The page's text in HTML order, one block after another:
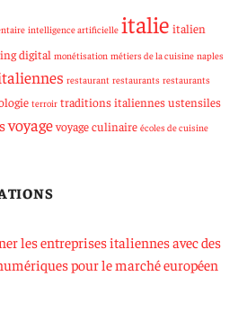
intelligence artificielle italie italien
digital monétisation métiers de la cuisine naples
restaurant restaurants restaurants
terroir traditions italiennesustensiles
voyagevoyage culinaire écoles de cuisine
les entreprises italiennes avec des
pour le marché européen